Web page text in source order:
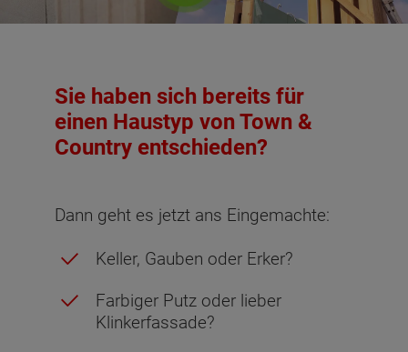
Sie haben sich bereits für
einen Haustyp von Town &
Country entschieden?
Dann geht es jetzt ans Eingemachte:
Keller, Gauben oder Erker?
Farbiger Putz oder lieber
Klinkerfassade?